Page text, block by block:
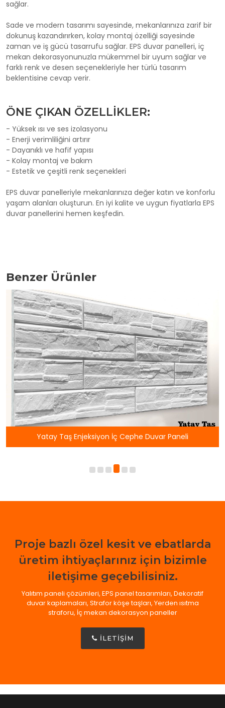
sağlar.
Sade ve modern tasarımı sayesinde, mekanlarınıza zarif bir
dokunuş kazandırırken, kolay montaj özelliği sayesinde
zaman ve iş gücü tasarrufu sağlar. EPS duvar panelleri, iç
mekan dekorasyonunuzla mükemmel bir uyum sağlar ve
farklı renk ve desen seçenekleriyle her türlü tasarım
beklentisine cevap verir.
ÖNE ÇIKAN ÖZELLİKLER:
- Yüksek ısı ve ses izolasyonu
- Enerji verimliliğini artırır
- Dayanıklı ve hafif yapısı
- Kolay montaj ve bakım
- Estetik ve çeşitli renk seçenekleri
EPS duvar panelleriyle mekanlarınıza değer katın ve konforlu
yaşam alanları oluşturun. En iyi kalite ve uygun fiyatlarla EPS
duvar panellerini hemen keşfedin.
Benzer Ürünler
İç Cephe Duvar Paneli Sümbül
Proje bazlı özel kesit ve ebatlarda
üretim ihtiyaçlarınız için bizimle
iletişime geçebilisiniz.
Yalıtım paneli çözümleri, EPS panel tasarımları, Dekoratif
duvar kaplamaları, Strafor köşe taşları, Yerden ısıtma
straforu, İç mekan dekorasyon paneller
İLETİŞİM